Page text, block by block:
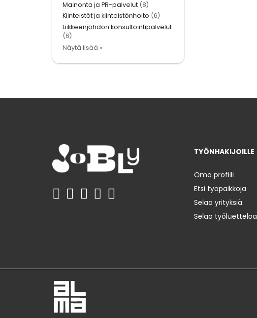
Mainonta ja PR-palvelut (8)
Kiinteistöt ja kiinteistönhoito (6)
Liikkeenjohdon konsultointipalvelut
(6)
Näytä lisää »
TYÖNHAKIJOILLE
Oma profiili
Etsi työpaikkoja
Selaa yrityksiä
Selaa työluetteloa